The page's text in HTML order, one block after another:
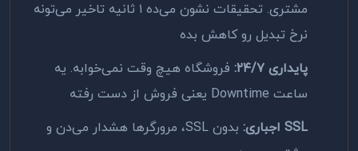
مشتری. تحقیقات نشون می‌ده ۱ ثانیه تاخیر می‌تونه
نرخ تبدیل رو کاهش بده
پایداری ۲۴/۷:
فروشگاه هیچ وقت نمی‌خوابه. یه
ساعت Downtime یعنی فروش از دست رفته
SSL اجباری:
بدون SSL، مرورگرها هشدار می‌دن و